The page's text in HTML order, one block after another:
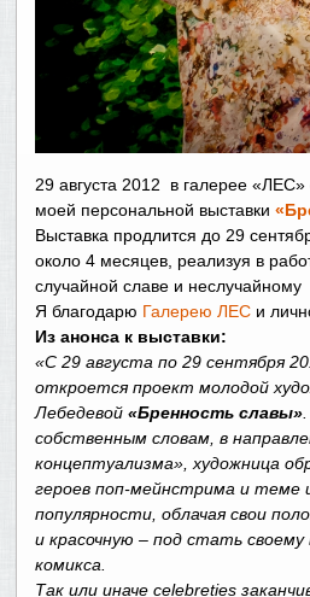
29 августа 2012 в галерее «ЛЕС»
моей персональной выставки
Выставка продлится до 29
около 4 месяцев, реализуя в
случайной славе и
Я благодарю Галерею ЛЕС и
Из анонса к выставки:
«С 29 августа по 29 сентября
откроется проект молодой
Лебедевой«Бренность славы»
собственным словам, в
концептуализма», художница
героев поп-мейнстрима и теме
популярности, облачая свои
и красочную – под стать
комикса.
Так или иначе celebreties